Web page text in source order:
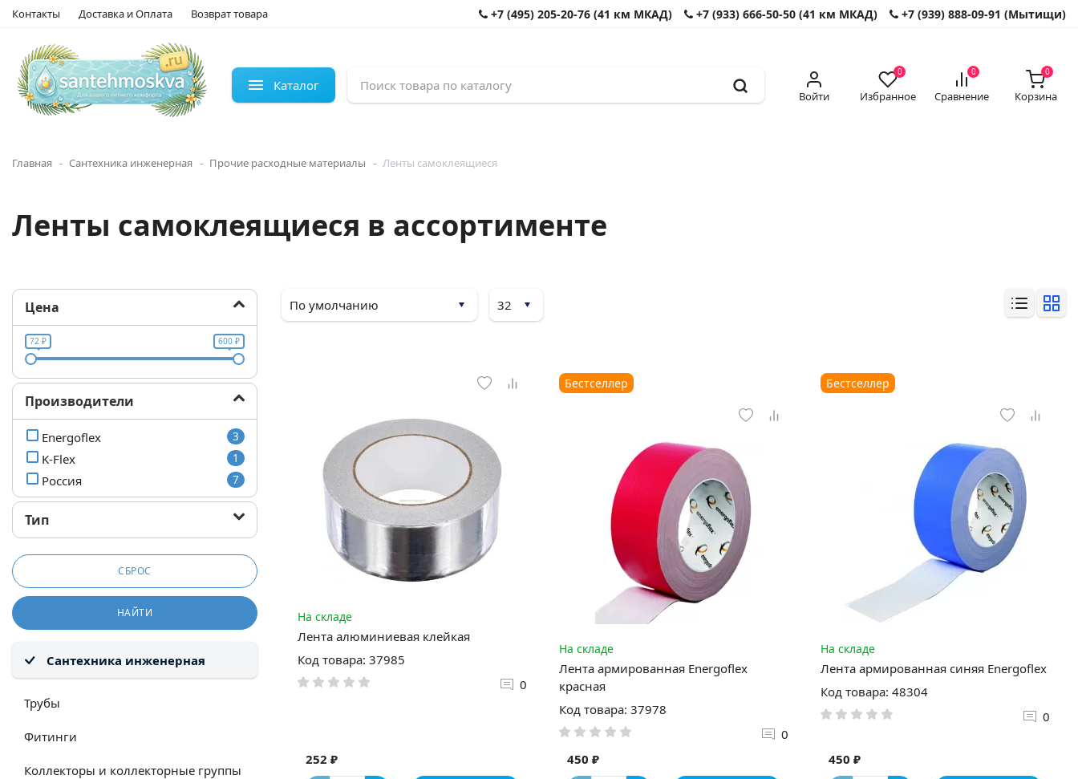
Контакты Доставка и Оплата Возврат товара +7 (495) 205-20-76 (41 км МКАД) +7 (933) 666-50-50 (41 км МКАД) +7 (939) 888-09-91 (Мытищи)
Каталог
Войти
0
Избранное
0
Сравнение
0
Корзина
Главная Сантехника инженерная Прочие расходные материалы Ленты самоклеящиеся
Ленты самоклеящиеся в ассортименте
Цена
72 ₽ 600 ₽
Производители
Energoflex 3
K-Flex 1
Россия 7
Тип
СБРОС
НАЙТИ
Сантехника инженерная
Трубы
Фитинги
Коллекторы и коллекторные группы
На складе
Лента алюминиевая клейкая
Код товара: 37985
0
252 ₽
Бестселлер
На складе
Лента армированная Energoflex
красная
Код товара: 37978
0
450 ₽
Бестселлер
На складе
Лента армированная синяя Energoflex
Код товара: 48304
0
450 ₽